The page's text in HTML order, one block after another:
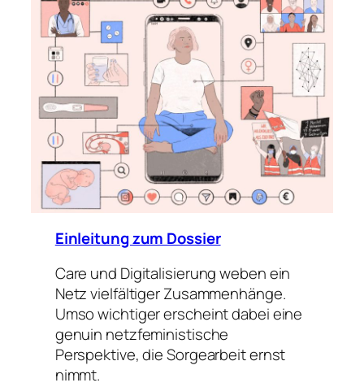
Einleitung zum Dossier
Care und Digitalisierung weben ein
Netz vielfältiger Zusammenhänge.
Umso wichtiger erscheint dabei eine
genuin netzfeministische
Perspektive, die Sorgearbeit ernst
nimmt.